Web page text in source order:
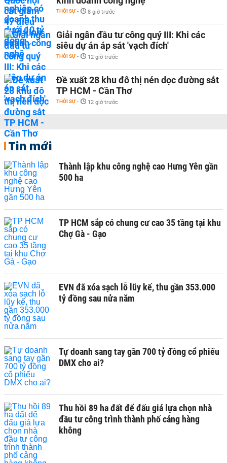
THỜI SỰ - 8 giờ trước
Giải ngân đầu tư công quý III: Khi các
siêu dự án áp sát 'vạch đích'
THỜI SỰ - 12 giờ trước
Đề xuất 28 khu đô thị nén dọc đường sắt
TP HCM - Cần Thơ
THỜI SỰ - 12 giờ trước
Tin mới
Thành lập khu công nghệ cao Hưng Yên gần
500 ha
TP HCM sắp có chung cư cao 35 tầng tại khu
Chợ Gà - Gạo
EVN đã xóa sạch lỗ lũy kế, thu gần 353.000
tỷ đồng sau nửa năm
Tự doanh sang tay gần 700 tỷ đồng cổ phiếu
DMX cho ai?
Thu hồi 89 ha đất để đấu giá lựa chọn nhà
đầu tư công trình thành phố cảng hàng
không